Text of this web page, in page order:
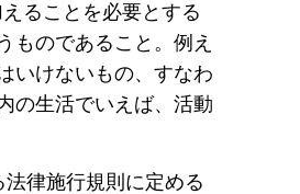
ることを必要とする
ものであること。例え
いけないもの、すなわ
の生活でいえば、活動
律施行規則に定める